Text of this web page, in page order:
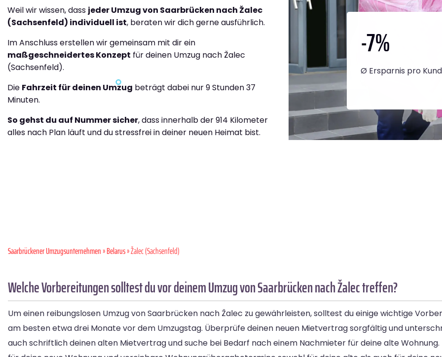
Weil wir wissen, dass jeder Umzug von Saarbrücken nach Žalec
(Sachsenfeld) individuell ist, beraten wir dich gerne ausführlich.
Im Anschluss erstellen wir gemeinsam mit dir ein
maßgeschneidertes Konzept für deinen Umzug nach Žalec
(Sachsenfeld).
Die Fahrzeit für deinen Umzug beträgt dabei nur 9 Stunden 37
Minuten.
So gehst du auf Nummer sicher, dass innerhalb der 914 Kilometer
alles nach Plan läuft und du stressfrei in deiner neuen Heimat bist.
-7%
Ø Ersparnis pro
Saarbrückener Umzugsunternehmen»Belarus» Žalec (Sachsenfeld)
Welche Vorbereitungen solltest du vor deinem Umzug von Saarbrücken nach Žalec treffen?
Um einen reibungslosen Umzug von Saarbrücken nach Žalec zu gewährleisten, solltest du einige wichtige
am besten etwa drei Monate vor dem Umzugstag. Überprüfe deinen neuen Mietvertrag sorgfältig und
auch schriftlich deinen alten Mietvertrag und suche bei Bedarf nach einem Nachmieter für deine alte